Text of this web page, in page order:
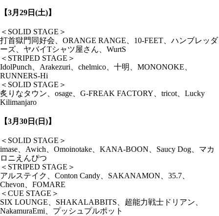
【3月29日(土)】
＜SOLID STAGE＞
打首獄門同好会、ORANGE RANGE、10-FEET、ハンブレッダ
ーズ、ヤバイTシャツ屋さん、WurtS
＜STRIPED STAGE＞
IdolPunch、Arakezuri、chelmico、十明、MONONOKE、
RUNNERS-Hi
＜SOLID STAGE＞
炙りなタウン、osage、G-FREAK FACTORY、tricot、Lucky
Kilimanjaro
【3月30日(日)】
＜SOLID STAGE＞
imase、Awich、Omoinotake、KANA-BOON、Saucy Dog、マカ
ロニえんぴつ
＜STRIPED STAGE＞
アルステイク、Conton Candy、SAKANAMON、35.7、
Chevon、FOMARE
＜CUE STAGE＞
SIX LOUNGE、SHAKALABBITS、超能力戦士ドリアン、
NakamuraEmi、プッシュプルポット